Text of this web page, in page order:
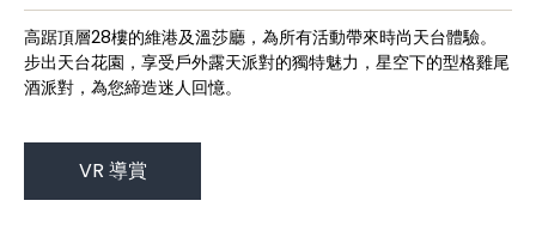
高踞頂層28樓的維港及溫莎廳，為所有活動帶來時尚天台體驗。
步出天台花園，享受戶外露天派對的獨特魅力，星空下的型格雞尾
酒派對，為您締造迷人回憶。
VR 導賞